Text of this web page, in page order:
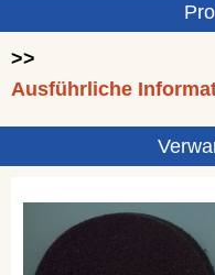
>>
Ausführliche